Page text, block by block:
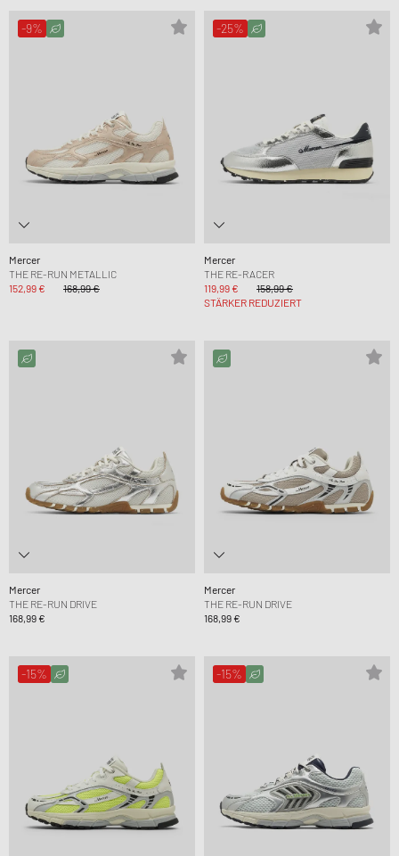
-9%
Mercer
THE RE-RUN METALLIC
152,99 €
168,99 €
-25%
Mercer
THE RE-RACER
119,99 €
158,99 €
STÄRKER REDUZIERT
Mercer
THE RE-RUN DRIVE
168,99 €
Mercer
THE RE-RUN DRIVE
168,99 €
-15% -15%